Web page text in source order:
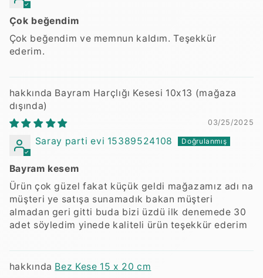
Çok beğendim
Çok beğendim ve memnun kaldım. Teşekkür
ederim.
Bayram Harçlığı Kesesi 10x13
03/25/2025
Saray parti evi 15389524108
Bayram kesem
Ürün çok güzel fakat küçük geldi mağazamız adı na
müşteri ye satışa sunamadık bakan müşteri
almadan geri gitti buda bizi üzdü ilk denemede 30
adet söyledim yinede kaliteli ürün teşekkür ederim
Bez Kese 15 x 20 cm